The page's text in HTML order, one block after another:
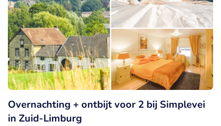
Overnachting + ontbijt voor 2 bij Simplevei
in Zuid-Limburg